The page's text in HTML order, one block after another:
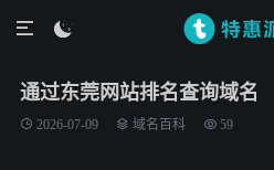

通过东莞网站排名查询域名
2026-07-09 域名百科 59